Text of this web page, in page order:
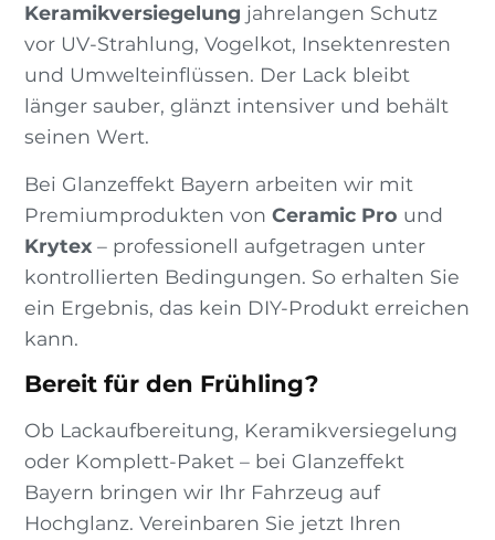
Keramikversiegelung jahrelangen Schutz
vor UV-Strahlung, Vogelkot, Insektenresten
und Umwelteinflüssen. Der Lack bleibt
länger sauber, glänzt intensiver und behält
seinen Wert.
Bei Glanzeffekt Bayern arbeiten wir mit
Premiumprodukten vonCeramic Pro und
Krytex – professionell aufgetragen unter
kontrollierten Bedingungen. So erhalten Sie
ein Ergebnis, das kein DIY-Produkt erreichen
kann.
Bereit für den Frühling?
Ob Lackaufbereitung, Keramikversiegelung
oder Komplett-Paket – bei Glanzeffekt
Bayern bringen wir Ihr Fahrzeug auf
Hochglanz. Vereinbaren Sie jetzt Ihren